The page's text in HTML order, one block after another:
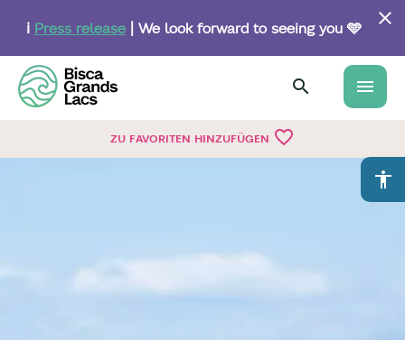
content
ℹ️ Press release| We look forward to seeing you 🩵
menu
ZU FAVORITEN HINZUFÜGEN favorite_border
accessibility